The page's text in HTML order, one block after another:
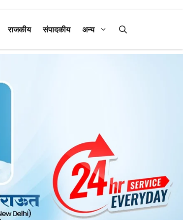
राजकीय संपादकीय अन्य